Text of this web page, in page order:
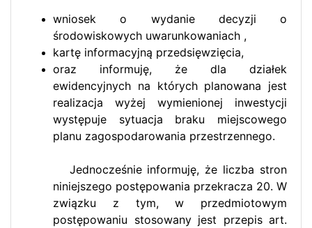
wniosek o wydanie decyzji o
środowiskowych uwarunkowaniach ,
kartę informacyjną przedsięwzięcia,
oraz informuję, że dla działek
ewidencyjnych na których planowana jest
realizacja wyżej wymienionej inwestycji
występuje sytuacja braku miejscowego
planu zagospodarowania przestrzennego.
Jednocześnie informuję, że liczba stron
niniejszego postępowania przekracza 20. W
związku z tym, w przedmiotowym
postępowaniu stosowany jest przepis art.